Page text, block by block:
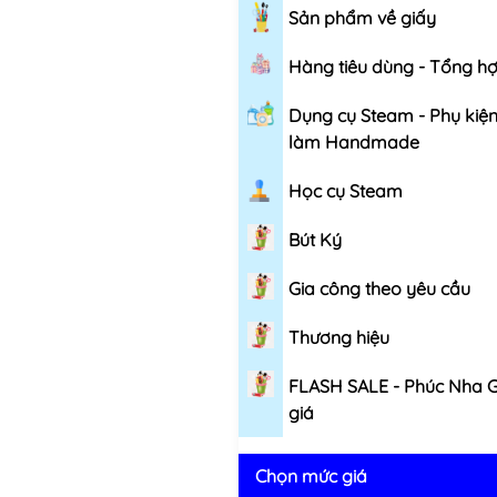
Sản phẩm về giấy
Hàng tiêu dùng - Tổng
Dụng cụ Steam - Phụ kiện
làm Handmade
Học cụ Steam
Bút Ký
Gia công theo yêu cầu
Thương hiệu
FLASH SALE - Phúc Nha
giá
Chọn mức giá